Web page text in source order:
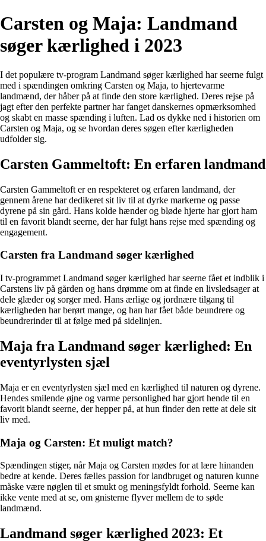
Carsten og Maja: Landmand
søger kærlighed i 2023
I det populære tv-program Landmand søger kærlighed har seerne fulgt
med i spændingen omkring Carsten og Maja, to hjertevarme
landmænd, der håber på at finde den store kærlighed. Deres rejse på
jagt efter den perfekte partner har fanget danskernes opmærksomhed
og skabt en masse spænding i luften. Lad os dykke ned i historien om
Carsten og Maja, og se hvordan deres søgen efter kærligheden
udfolder sig.
Carsten Gammeltoft: En erfaren landmand
Carsten Gammeltoft er en respekteret og erfaren landmand, der
gennem årene har dedikeret sit liv til at dyrke markerne og passe
dyrene på sin gård. Hans kolde hænder og bløde hjerte har gjort ham
til en favorit blandt seerne, der har fulgt hans rejse med spænding og
engagement.
Carsten fra Landmand søger kærlighed
I tv-programmet Landmand søger kærlighed har seerne fået et indblik i
Carstens liv på gården og hans drømme om at finde en livsledsager at
dele glæder og sorger med. Hans ærlige og jordnære tilgang til
kærligheden har berørt mange, og han har fået både beundrere og
beundrerinder til at følge med på sidelinjen.
Maja fra Landmand søger kærlighed: En
eventyrlysten sjæl
Maja er en eventyrlysten sjæl med en kærlighed til naturen og dyrene.
Hendes smilende øjne og varme personlighed har gjort hende til en
favorit blandt seerne, der hepper på, at hun finder den rette at dele sit
liv med.
Maja og Carsten: Et muligt match?
Spændingen stiger, når Maja og Carsten mødes for at lære hinanden
bedre at kende. Deres fælles passion for landbruget og naturen kunne
måske være nøglen til et smukt og meningsfyldt forhold. Seerne kan
ikke vente med at se, om gnisterne flyver mellem de to søde
landmænd.
Landmand søger kærlighed 2023: Et